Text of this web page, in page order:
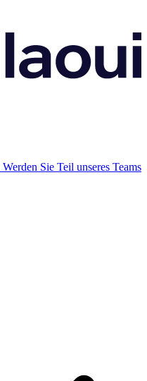
Werden Sie Teil unseres Teams